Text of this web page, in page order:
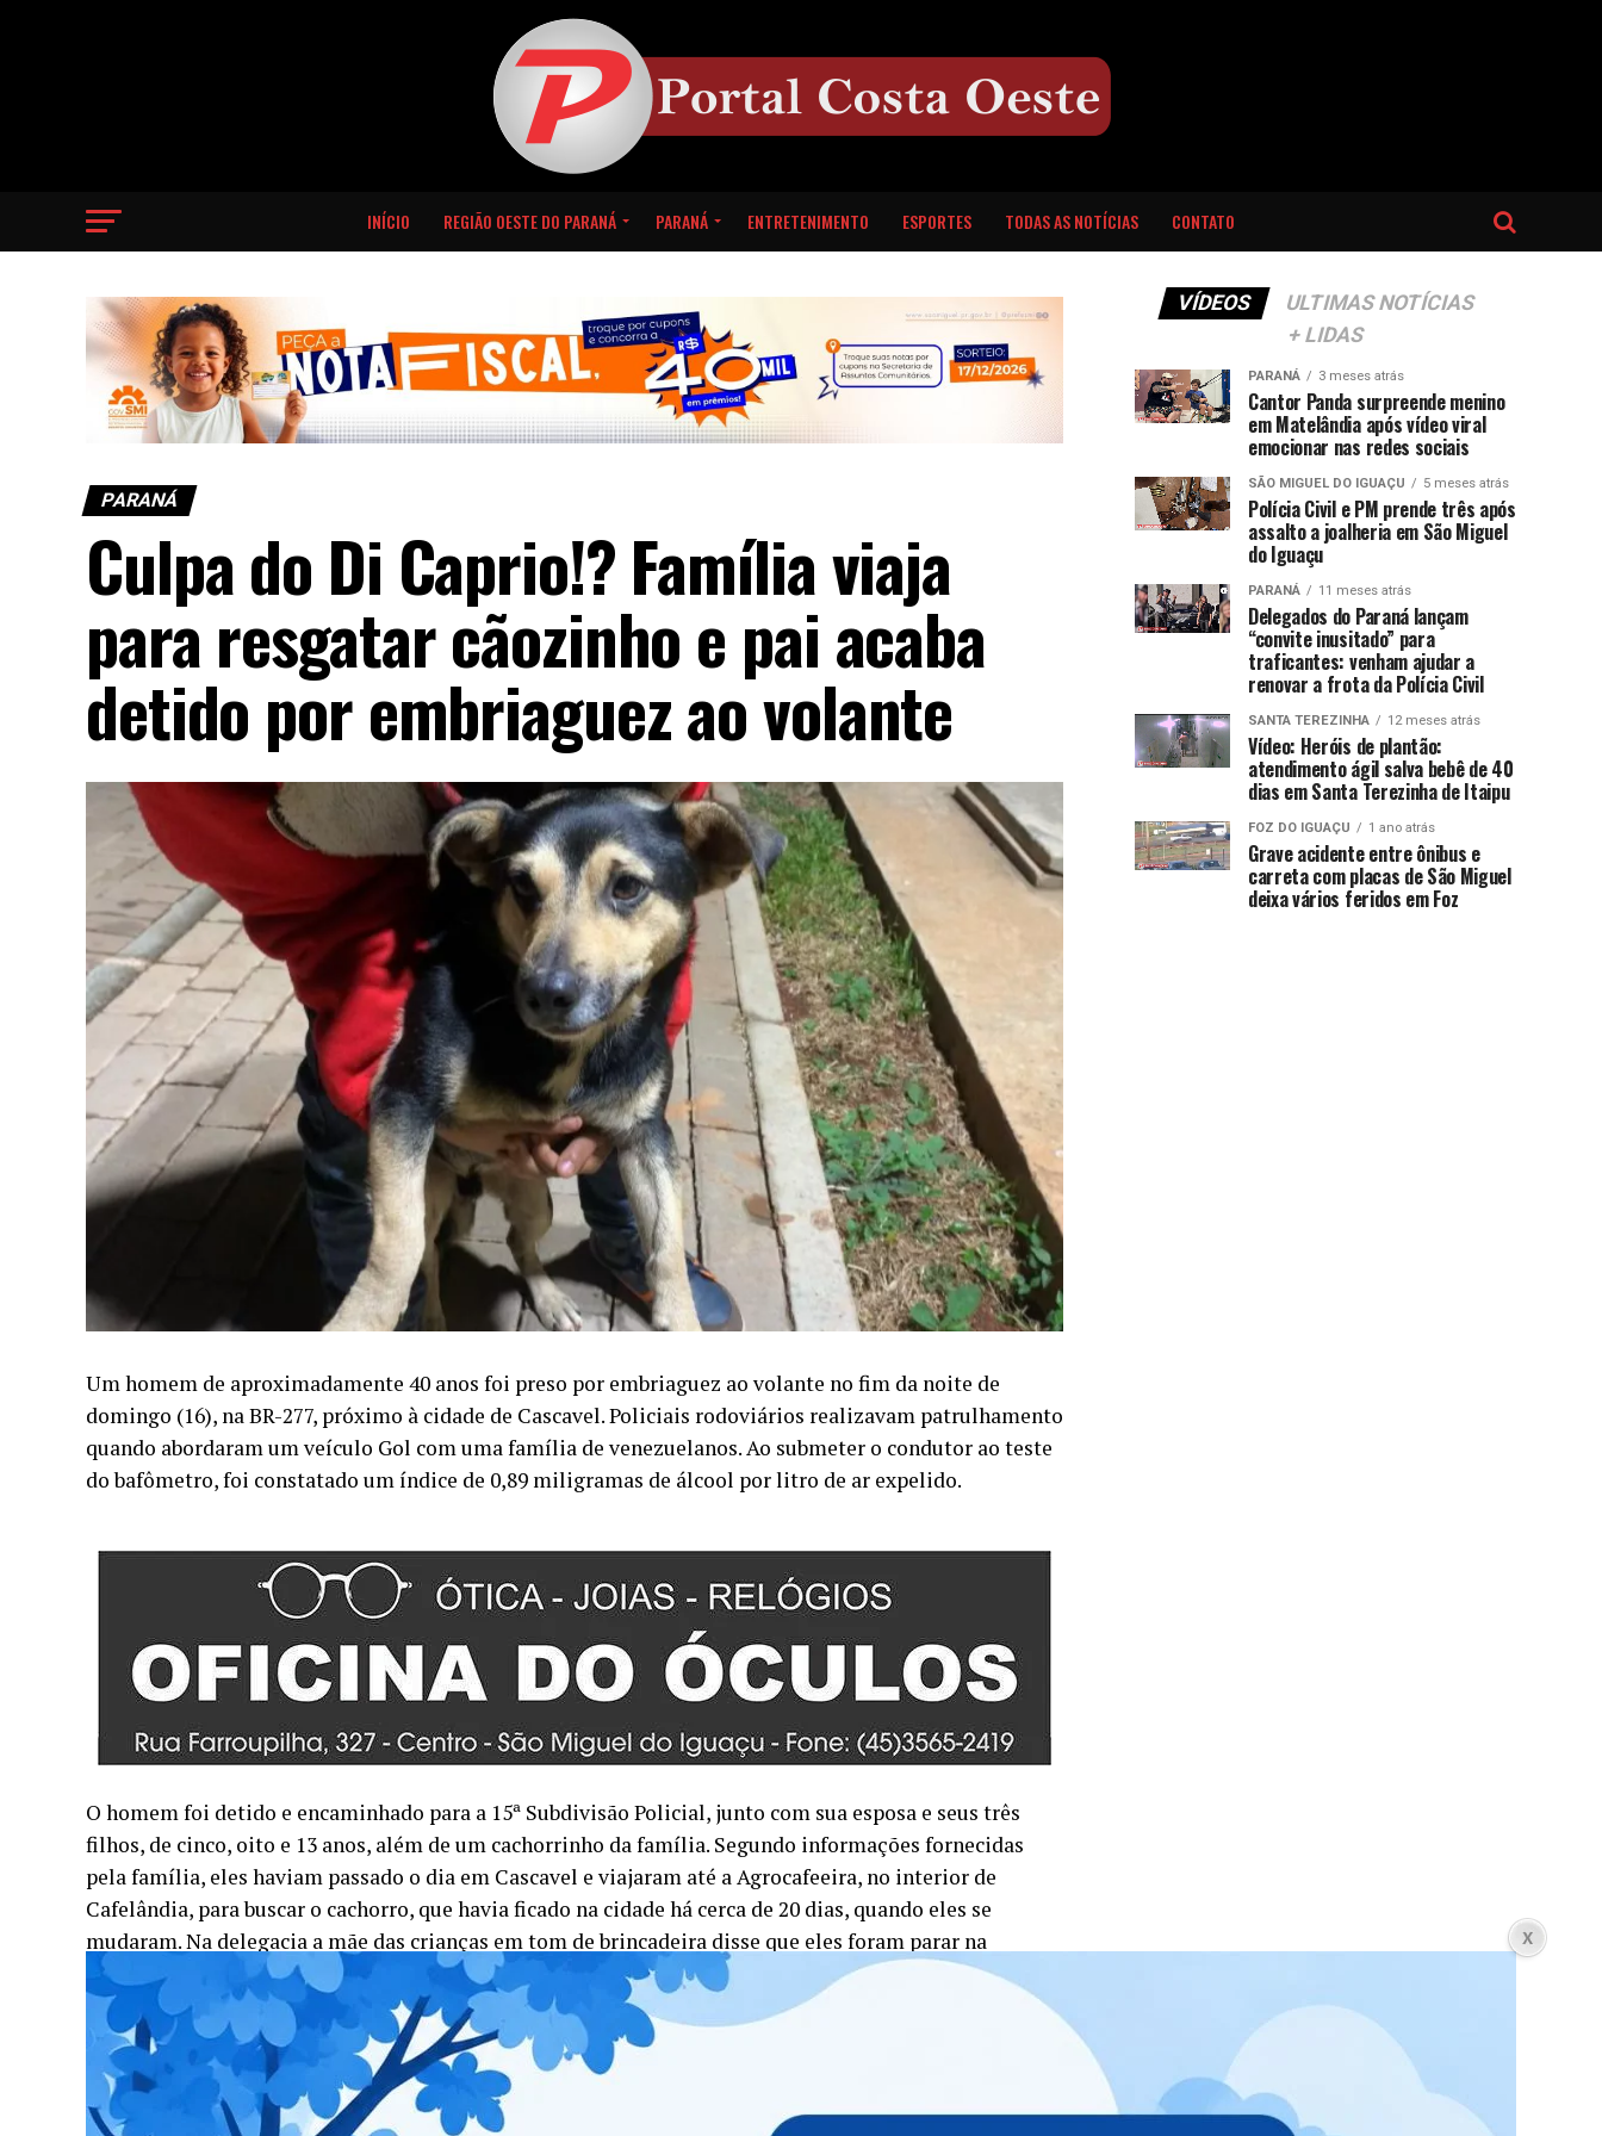
INÍCIO REGIÃO OESTE DO PARANÁ PARANÁ ENTRETENIMENTO ESPORTES TODAS AS NOTÍCIAS CONTATO
PARANÁ
Culpa do Di Caprio!? Família viaja
para resgatar cãozinho e pai acaba
detido por embriaguez ao volante
Um homem de aproximadamente 40 anos foi preso por embriaguez ao volante no fim da noite de
domingo (16), na BR-277, próximo à cidade de Cascavel. Policiais rodoviários realizavam patrulhamento
quando abordaram um veículo Gol com uma família de venezuelanos. Ao submeter o condutor ao teste
do bafômetro, foi constatado um índice de 0,89 miligramas de álcool por litro de ar expelido.
O homem foi detido e encaminhado para a 15ª Subdivisão Policial, junto com sua esposa e seus três
filhos, de cinco, oito e 13 anos, além de um cachorrinho da família. Segundo informações fornecidas
pela família, eles haviam passado o dia em Cascavel e viajaram até a Agrocafeeira, no interior de
Cafelândia, para buscar o cachorro, que havia ficado na cidade há cerca de 20 dias, quando eles se
mudaram. Na delegacia a mãe das crianças em tom de brincadeira disse que eles foram parar na
delegacia por culpa do Di Caprio, o cãozinho da família. Mas se percebe que o pequenino de cinco anos
é querido pelas crianças. E na verdade não foi o cão que bebeu né!?
Após a prisão do condutor, os policiais rodoviários federais conduziram a família até sua residência no
bairro Interlagos, em Cascavel. O homem permanece detido e aguarda os procedimentos legais e
provavelmente deve ser liberado nas próximas horas.
VÍDEOS
ULTIMAS NOTÍCIAS
+ LIDAS
PARANÁ 3 meses atrás
Cantor Panda surpreende menino
em Matelândia após vídeo viral
emocionar nas redes sociais
SÃO MIGUEL DO IGUAÇU 5 meses atrás
Polícia Civil e PM prende três após
assalto a joalheria em São Miguel
do Iguaçu
PARANÁ 11 meses atrás
Delegados do Paraná lançam
“convite inusitado” para
traficantes: venham ajudar a
renovar a frota da Polícia Civil
SANTA TEREZINHA 12 meses atrás
Vídeo: Heróis de plantão:
atendimento ágil salva bebê de 40
dias em Santa Terezinha de Itaipu
FOZ DO IGUAÇU 1 ano atrás
Grave acidente entre ônibus e
carreta com placas de São Miguel
deixa vários feridos em Foz